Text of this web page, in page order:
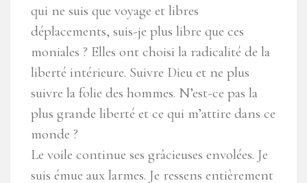
qui ne suis que voyage et libres
déplacements, suis-je plus libre que ces
moniales ? Elles ont choisi la radicalité de la
liberté intérieure. Suivre Dieu et ne plus
suivre la folie des hommes. N’est-ce pas la
plus grande liberté et ce qui m’attire dans ce
monde ?
Le voile continue ses grâcieuses envolées. Je
suis émue aux larmes. Je ressens entièrement